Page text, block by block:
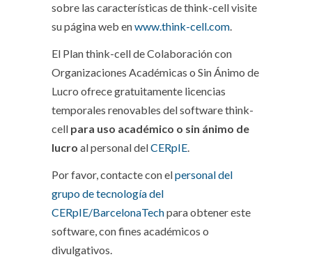
sobre las características de think-cell visite
su página web enwww.think-cell.com.
El Plan think-cell de Colaboración con
Organizaciones Académicas o Sin Ánimo de
Lucro ofrece gratuitamente licencias
temporales renovables del software think-
cell para uso académico o sin ánimo de
lucro al personal delCERpIE.
Por favor, contacte con elpersonal del
grupo de tecnología del
CERpIE/BarcelonaTechpara obtener este
software, con fines académicos o
divulgativos.